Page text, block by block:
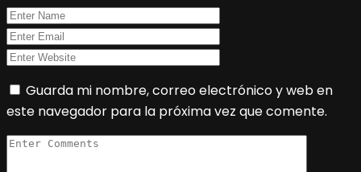
Guarda mi nombre, correo electrónico y web en
este navegador para la próxima vez que comente.